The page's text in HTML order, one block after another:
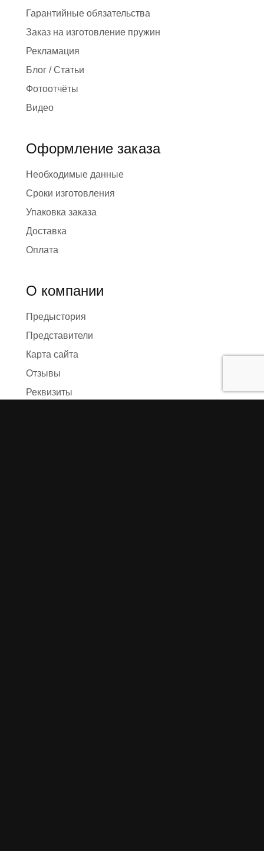
Гарантийные обязательства
Заказ на изготовление пружин
Рекламация
Блог / Статьи
Фотоотчёты
Видео
Оформление заказа
Необходимые данные
Сроки изготовления
Упаковка заказа
Доставка
Оплата
О компании
Предыстория
Представители
Карта сайта
Отзывы
Реквизиты